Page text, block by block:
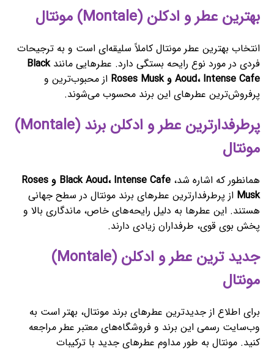
بهترین عطر و ادکلن (Montale) مونتال
انتخاب بهترین عطر مونتال کاملاً سلیقه‌ای است و به ترجیحات
فردی در مورد نوع رایحه بستگی دارد. عطرهایی مانندBlack
Aoud، Intense Cafe و Roses Musk
از محبوب‌ترین و
پرفروش‌ترین عطرهای این برند محسوب می‌شوند.
پرطرفدارترین عطر و ادکلن برند (Montale)
مونتال
همانطور که اشاره شد،
Black Aoud، Intense Cafe و Roses
Musk از پرطرفدارترین عطرهای برند مونتال در سطح جهانی
هستند. این عطرها به دلیل رایحه‌های خاص، ماندگاری بالا و
پخش بوی قوی، طرفداران زیادی دارند.
جدید ترین عطر و ادکلن (Montale)
مونتال
برای اطلاع از جدیدترین عطرهای برند مونتال، بهتر است به
وب‌سایت رسمی این برند و فروشگاه‌های معتبر عطر مراجعه
کنید. مونتال به طور مداوم عطرهای جدید با ترکیبات